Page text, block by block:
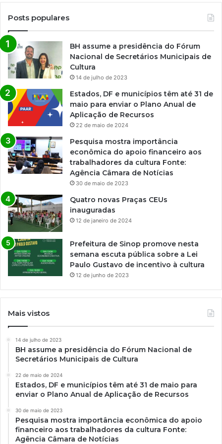
Posts populares
BH assume a presidência do Fórum
Nacional de Secretários Municipais de
Cultura
14 de julho de 2023
Estados, DF e municípios têm até 31 de
maio para enviar o Plano Anual de
Aplicação de Recursos
22 de maio de 2024
Pesquisa mostra importância
econômica do apoio financeiro aos
trabalhadores da cultura Fonte:
Agência Câmara de Notícias
30 de maio de 2023
Quatro novas Praças CEUs
inauguradas
12 de janeiro de 2024
Prefeitura de Sinop promove nesta
semana escuta pública sobre a Lei
Paulo Gustavo de incentivo à cultura
12 de junho de 2023
Mais vistos
14 de julho de 2023
BH assume a presidência do Fórum Nacional de
Secretários Municipais de Cultura
22 de maio de 2024
Estados, DF e municípios têm até 31 de maio para
enviar o Plano Anual de Aplicação de Recursos
30 de maio de 2023
Pesquisa mostra importância econômica do apoio
financeiro aos trabalhadores da cultura Fonte:
Agência Câmara de Notícias